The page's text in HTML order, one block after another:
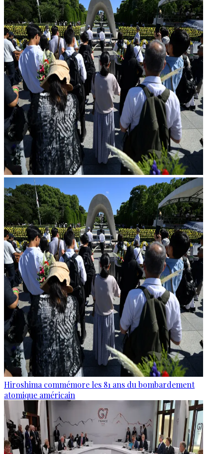
Hiroshima commémore les 81 ans du bombardement
atomique américain